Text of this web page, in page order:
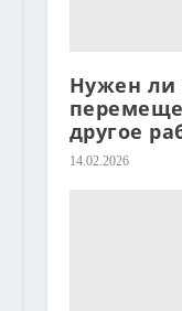
Нужен ли
другое
14.02.2026